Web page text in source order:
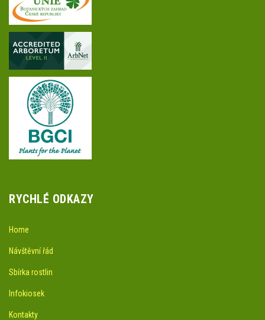
RYCHLÉ ODKAZY
Home
Návštěvní řád
Sbírka rostlin
Infokiosek
Kontakty